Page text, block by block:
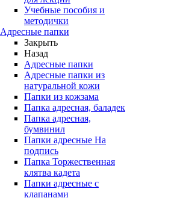
Учебные пособия и
методички
Адресные папки
Закрыть
Назад
Адресные папки
Адресные папки из
натуральной кожи
Папки из кожзама
Папка адресная, баладек
Папка адресная,
бумвинил
Папки адресные На
подпись
Папка Торжественная
клятва кадета
Папки адресные с
клапанами